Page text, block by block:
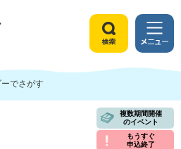
索
メ
ニ
ュ
でさがす
複数期間開催
のイベント
もうすぐ
申込終了